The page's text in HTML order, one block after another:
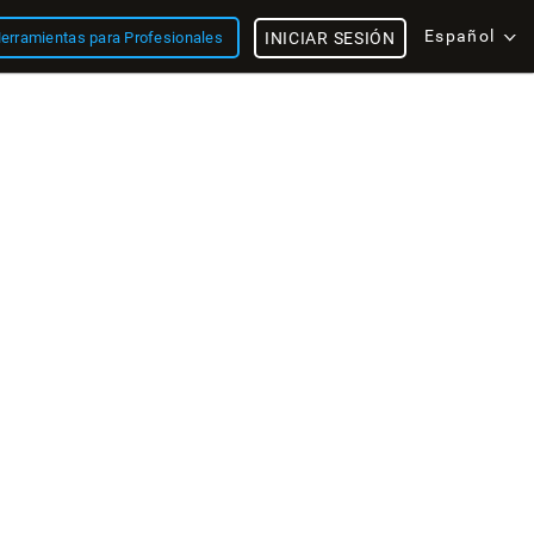
para Profesionales Español
INICIAR SESIÓN